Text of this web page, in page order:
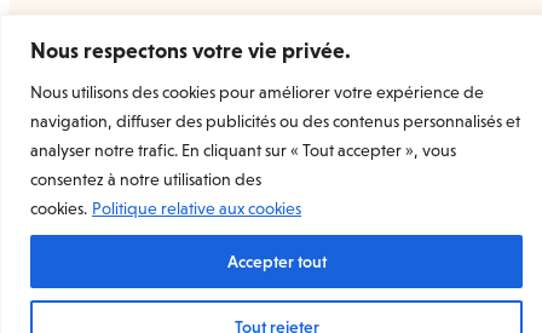
Nous respectons votre vie privée.
Nous utilisons des cookies pour améliorer votre expérience de
navigation, diffuser des publicités ou des contenus personnalisés et
analyser notre trafic. En cliquant sur « Tout accepter », vous
consentez à notre utilisation des
cookies. Politique relative aux cookies
Tout rejeter
Accepter tout
Welcome Printsla marketplace dédiée à l’estampe
d’art originale et contemporaine.
Rejoignez-nous
Conditions Générales de Vente
Conditions Générales d’utilisation